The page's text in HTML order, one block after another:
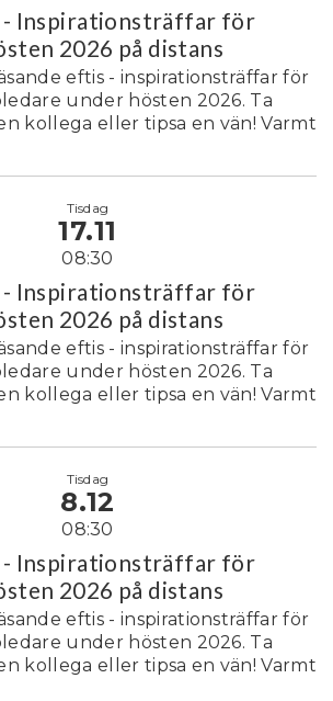
- Inspirationsträffar för
2026 på distans
eftis - inspirationsträffar för
under hösten 2026. Ta
kollega eller tipsa en vän! Varmt
Tisdag
17.11
08:30
- Inspirationsträffar för
2026 på distans
eftis - inspirationsträffar för
under hösten 2026. Ta
kollega eller tipsa en vän! Varmt
Tisdag
8.12
08:30
- Inspirationsträffar för
2026 på distans
eftis - inspirationsträffar för
under hösten 2026. Ta
kollega eller tipsa en vän! Varmt